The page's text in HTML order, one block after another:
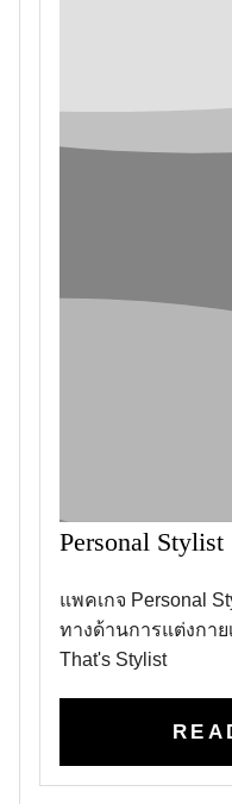
Personal Stylist
แพคเกจ Personal
ทางด้านการแต่งกา
That's Stylist